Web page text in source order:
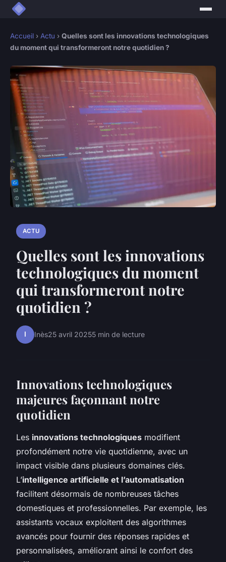
Accueil › Actu › Quelles sont les innovations technologiques
du moment qui transformeront notre quotidien ?
ACTU
Quelles sont les innovations
technologiques du moment
qui transformeront notre
quotidien ?
I Inès25 avril 20255 min de lecture
Innovations technologiques
majeures façonnant notre
quotidien
Les innovations technologiques modifient
profondément notre vie quotidienne, avec un
impact visible dans plusieurs domaines clés.
L’intelligence artificielle et l’automatisation
facilitent désormais de nombreuses tâches
domestiques et professionnelles. Par exemple, les
assistants vocaux exploitent des algorithmes
avancés pour fournir des réponses rapides et
personnalisées, améliorant ainsi le confort des